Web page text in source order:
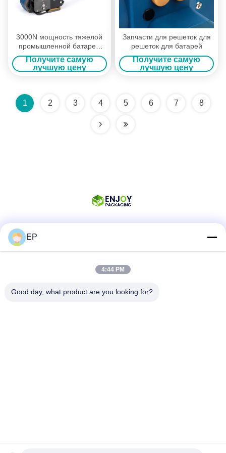
3000N мощность тяжелой
промышленной батареи
перезаряжаемый
синтетический
расплавление приложения
Получите самую
лучшую цену
Запчасти для решеток для
решеток для батарей
Получите самую
лучшую цену
1 2 3 4 5 6 7 8
Быстрый контакт
EP
4:44 PM
Good day, what product are you looking for?